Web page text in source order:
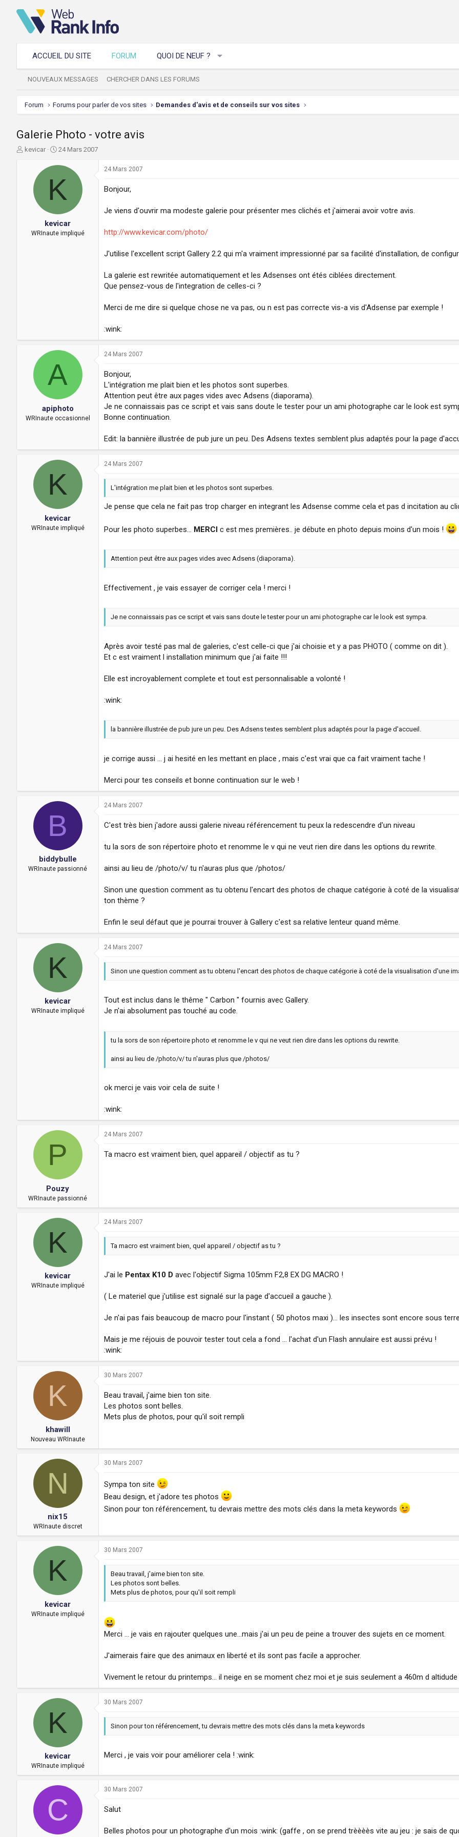
ACCUEIL DU SITE FORUM QUOI DE NEUF ?
NOUVEAUX MESSAGES CHERCHER DANS LES FORUMS
Forum Forums pour parler de vos sites Demandes d'avis et de conseils sur vos sites
Galerie Photo - votre avis
Akevicar
D
t
d
e
é
b
u
24 Mars 2007
K
kevicar
WRInaute impliqué
24 Mars 2007
Bonjour,
Je viens d'ouvrir ma modeste galerie pour présenter mes clichés et j'aimerai avoir votre avis.
http://www.kevicar.com/photo/
J'utilise l'excellent script Gallery 2.2 qui m'a vraiment impressionné par sa facilité d'installation, de
La galerie est rewritée automatiquement et les Adsenses ont étés ciblées directement.
Que pensez-vous de l'integration de celles-ci ?
Merci de me dire si quelque chose ne va pas, ou n est pas correcte vis-a vis d'Adsense par exemple !
:wink:
A
apiphoto
WRInaute occasionnel
24 Mars 2007
Bonjour,
L'intégration me plait bien et les photos sont superbes.
Attention peut être aux pages vides avec Adsens (diaporama).
Je ne connaissais pas ce script et vais sans doute le tester pour un ami photographe car le look est
Bonne continuation.
Edit: la bannière illustrée de pub jure un peu. Des Adsens textes semblent plus adaptés pour la page
K
kevicar
WRInaute impliqué
24 Mars 2007
L'intégration me plait bien et les photos sont superbes.
Je pense que cela ne fait pas trop charger en integrant les Adsense comme cela et pas d incitation au
Pour les photo superbes... MERCI c est mes premières.. je débute en photo depuis moins d'un mois !
Attention peut être aux pages vides avec Adsens (diaporama).
Effectivement , je vais essayer de corriger cela ! merci !
Je ne connaissais pas ce script et vais sans doute le tester pour un ami photographe car le look est sympa.
Après avoir testé pas mal de galeries, c'est celle-ci que j'ai choisie et y a pas PHOTO ( comme on dit ).
Et c est vraiment l installation minimum que j'ai faite !!!
Elle est incroyablement complete et tout est personnalisable a volonté !
:wink:
la bannière illustrée de pub jure un peu. Des Adsens textes semblent plus adaptés pour la page d'accueil.
je corrige aussi ... j ai hesité en les mettant en place , mais c'est vrai que ca fait vraiment tache !
Merci pour tes conseils et bonne continuation sur le web !
B
biddybulle
WRInaute passionné
24 Mars 2007
C'est très bien j'adore aussi galerie niveau référencement tu peux la redescendre d'un niveau
tu la sors de son répertoire photo et renomme le v qui ne veut rien dire dans les options du rewrite.
ainsi au lieu de /photo/v/ tu n'auras plus que /photos/
Sinon une question comment as tu obtenu l'encart des photos de chaque catégorie à coté de la
ton thème ?
Enfin le seul défaut que je pourrai trouver à Gallery c'est sa relative lenteur quand même.
K
kevicar
WRInaute impliqué
24 Mars 2007
Sinon une question comment as tu obtenu l'encart des photos de chaque catégorie à coté de la visualisation d'une
Tout est inclus dans le thême " Carbon " fournis avec Gallery.
Je n'ai absolument pas touché au code.
tu la sors de son répertoire photo et renomme le v qui ne veut rien dire dans les options du rewrite.
ainsi au lieu de /photo/v/ tu n'auras plus que /photos/
ok merci je vais voir cela de suite !
:wink:
P
Pouzy
WRInaute passionné
24 Mars 2007
Ta macro est vraiment bien, quel appareil / objectif as tu ?
K
kevicar
WRInaute impliqué
24 Mars 2007
Ta macro est vraiment bien, quel appareil / objectif as tu ?
J'ai le Pentax K10 D avec l'objectif Sigma 105mm F2,8 EX DG MACRO !
( Le materiel que j'utilise est signalé sur la page d'accueil a gauche ).
Je n'ai pas fais beaucoup de macro pour l'instant ( 50 photos maxi )... les insectes sont encore sous
Mais je me réjouis de pouvoir tester tout cela a fond ... l'achat d'un Flash annulaire est aussi prévu !
:wink:
K
khawill
Nouveau WRInaute
30 Mars 2007
Beau travail, j'aime bien ton site.
Les photos sont belles.
Mets plus de photos, pour qu'il soit rempli
N
nix15
WRInaute discret
30 Mars 2007
Sympa ton site
Beau design, et j'adore tes photos
Sinon pour ton référencement, tu devrais mettre des mots clés dans la meta keywords
K
kevicar
WRInaute impliqué
30 Mars 2007
Beau travail, j'aime bien ton site.
Les photos sont belles.
Mets plus de photos, pour qu'il soit rempli
Merci ... je vais en rajouter quelques une...mais j'ai un peu de peine a trouver des sujets en ce moment.
J'aimerais faire que des animaux en liberté et ils sont pas facile a approcher.
Vivement le retour du printemps... il neige en se moment chez moi et je suis seulement a 460m d altidude
K
kevicar
WRInaute impliqué
30 Mars 2007
Sinon pour ton référencement, tu devrais mettre des mots clés dans la meta keywords
Merci , je vais voir pour améliorer cela ! :wink:
C
30 Mars 2007
Salut
Belles photos pour un photographe d'un mois :wink: (gaffe , on se prend trèèèès vite au jeu : je sais de